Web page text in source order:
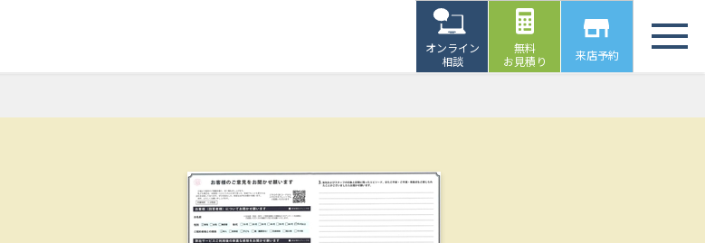
オンライン
相談
無料
お見積り
来店予約